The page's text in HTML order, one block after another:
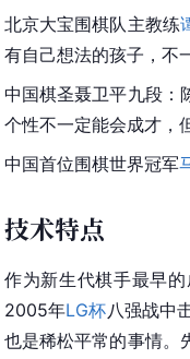
北京大宝围棋队主教练
有自己想法的孩子，不
中国棋圣聂卫平九段：
个性不一定能会成才，
中国首位围棋世界冠军
技术特点
作为新生代棋手最早
2005年LG杯八强战中
也是稀松平常的事情。